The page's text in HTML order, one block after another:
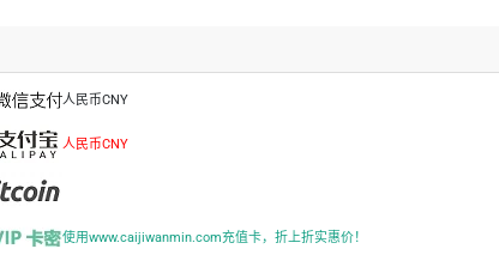
人民币CNY
人民币CNY
使用www.caijiwanmin.com充值卡，折上折实惠价！